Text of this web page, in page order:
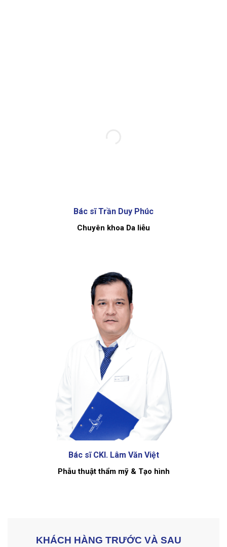
Bác sĩ Trần Duy Phúc
Chuyên khoa Da liễu
Bác sĩ CKI. Lâm Văn Việt
Phẫu thuật thẩm mỹ & Tạo hình
KHÁCH HÀNG TRƯỚC VÀ SAU